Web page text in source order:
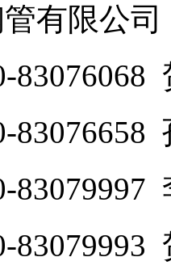
有限公司
83076658
83079997
83079993